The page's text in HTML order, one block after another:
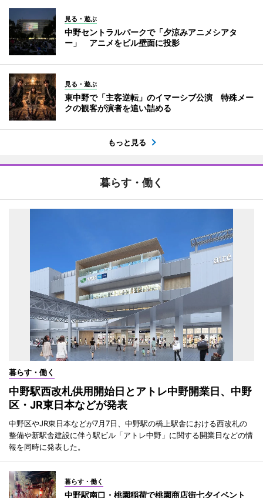
見る・遊ぶ
中野セントラルパークで「夕涼みアニメシアタ
ー」 アニメをビル壁面に投影
見る・遊ぶ
東中野で「主客逆転」のイマーシブ公演 特殊メー
クの観客が演者を追い詰める
もっと見る
暮らす・働く
暮らす・働く
中野駅西改札供用開始日とアトレ中野開業日、中野
区・JR東日本などが発表
中野区やJR東日本などが7月7日、中野駅の橋上駅舎における西改札の
整備や新駅舎建設に伴う駅ビル「アトレ中野」に関する開業日などの情
報を同時に発表した。
暮らす・働く
中野駅南口・桃園稲荷で桃園商店街七夕イベント